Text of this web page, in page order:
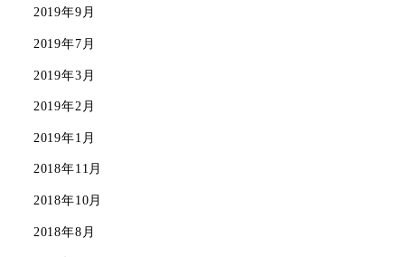
2019年9月
2019年7月
2019年3月
2019年2月
2019年1月
2018年11月
2018年10月
2018年8月